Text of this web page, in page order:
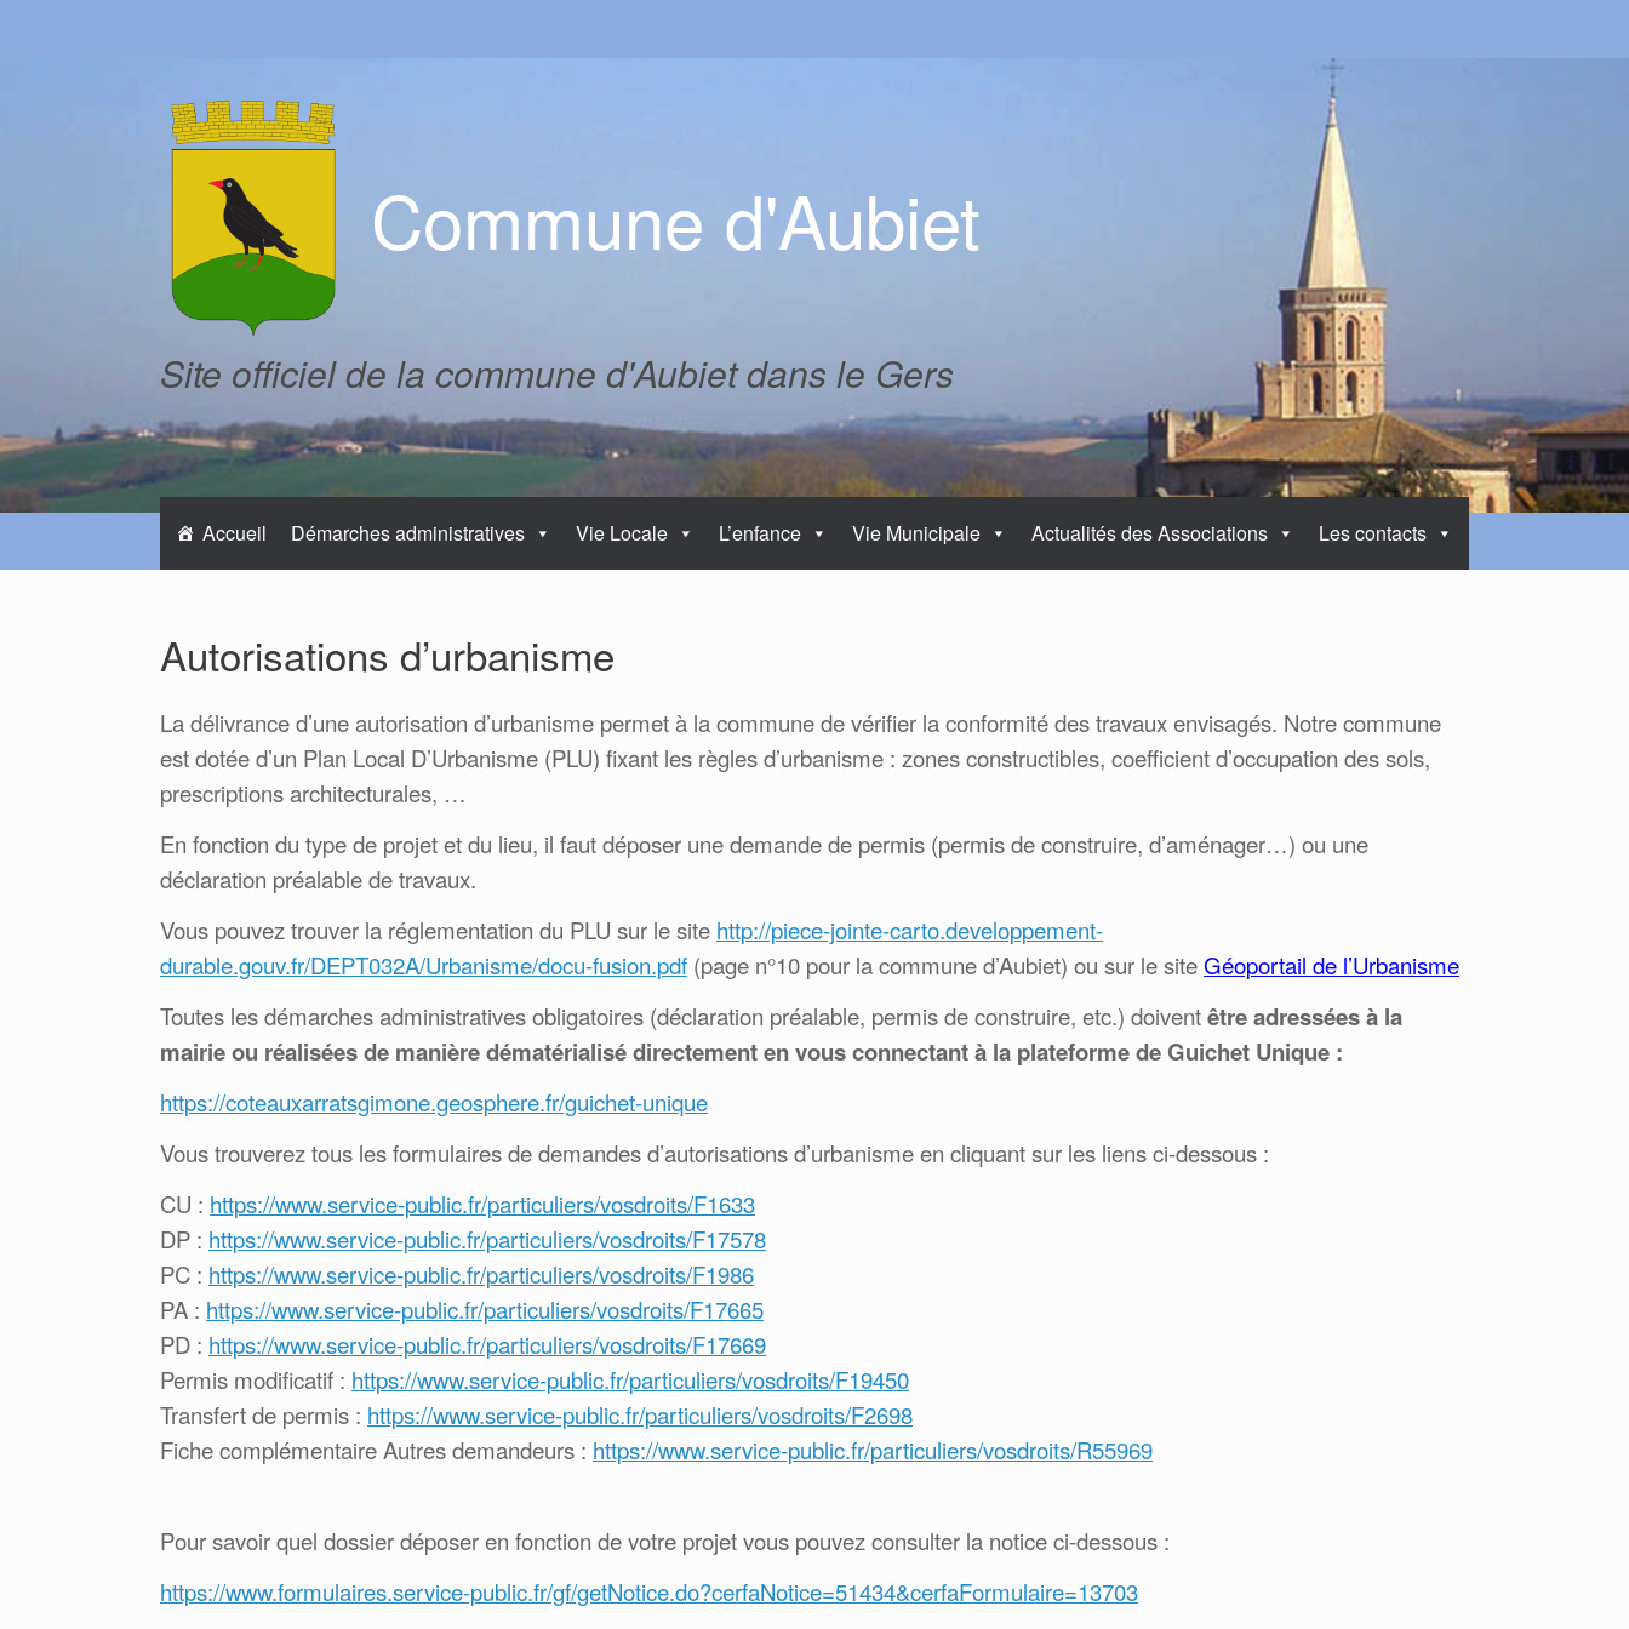
Commune d'Aubiet
Site officiel de la commune d'Aubiet dans le Gers
Accueil Démarches administratives Vie Locale L’enfance Vie Municipale Actualités des Associations Les contacts
Autorisations d’urbanisme
La délivrance d’une autorisation d’urbanisme permet à la commune de vérifier la conformité des travaux envisagés. Notre commune
est dotée d’un Plan Local D’Urbanisme (PLU) fixant les règles d’urbanisme : zones constructibles, coefficient d’occupation des sols,
prescriptions architecturales, …
En fonction du type de projet et du lieu, il faut déposer une demande de permis (permis de construire, d’aménager…) ou une
déclaration préalable de travaux.
Vous pouvez trouver la réglementation du PLU sur le site http://piece-jointe-carto.developpement-
durable.gouv.fr/DEPT032A/Urbanisme/docu-fusion.pdf (page n°10 pour la commune d’Aubiet) ou sur le siteGéoportail de l’Urbanisme
Toutes les démarches administratives obligatoires (déclaration préalable, permis de construire, etc.) doiventêtre adressées à la
mairie ou réalisées de manière dématérialisé directement en vous connectant à la plateforme de Guichet Unique :
https://coteauxarratsgimone.geosphere.fr/guichet-unique
Vous trouverez tous les formulaires de demandes d’autorisations d’urbanisme en cliquant sur les liens ci-dessous :
CU : https://www.service-public.fr/particuliers/vosdroits/F1633
DP : https://www.service-public.fr/particuliers/vosdroits/F17578
PC : https://www.service-public.fr/particuliers/vosdroits/F1986
PA : https://www.service-public.fr/particuliers/vosdroits/F17665
PD : https://www.service-public.fr/particuliers/vosdroits/F17669
Permis modificatif : https://www.service-public.fr/particuliers/vosdroits/F19450
Transfert de permis : https://www.service-public.fr/particuliers/vosdroits/F2698
Fiche complémentaire Autres demandeurs : https://www.service-public.fr/particuliers/vosdroits/R55969
Pour savoir quel dossier déposer en fonction de votre projet vous pouvez consulter la notice ci-dessous :
https://www.formulaires.service-public.fr/gf/getNotice.do?cerfaNotice=51434&cerfaFormulaire=13703